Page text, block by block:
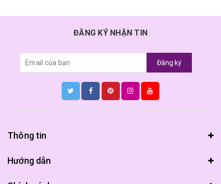
ĐĂNG KÝ NHẬN TIN
Đăng ký
Thông tin
Hướng dẫn